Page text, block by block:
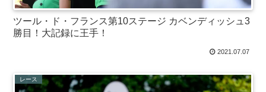
ツール・ド・フランス第10ステージ カベンディッシュ3
勝目！大記録に王手！
2021.07.07
レース